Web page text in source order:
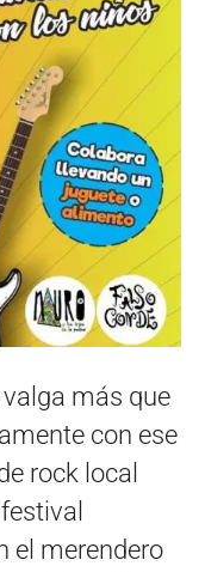
valga más que
con ese
rock local
el merendero